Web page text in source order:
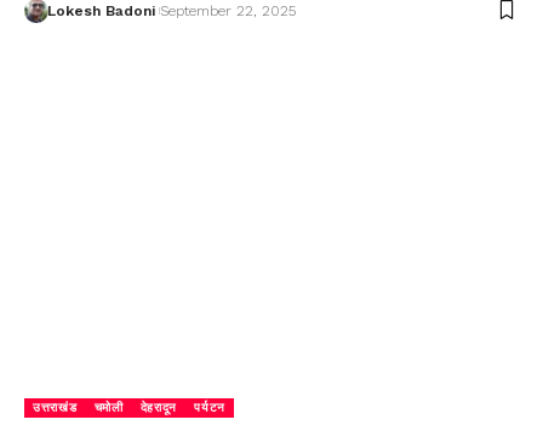
Lokesh Badoni September 22, 2025
उत्तराखंड चमोली देहरादून पर्यटन